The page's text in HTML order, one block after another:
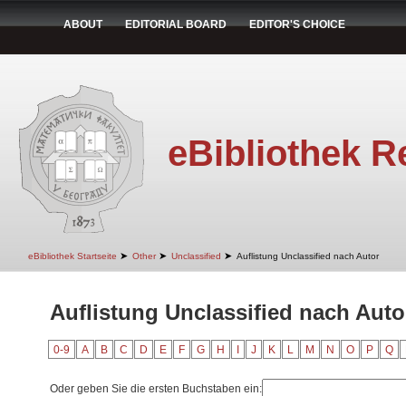
ABOUT EDITORIAL BOARD EDITOR'S CHOICE
eBibliothek
eBibliothek Startseite ➤ Other ➤ Unclassified ➤ Auflistung Unclassified nach Autor
Auflistung Unclassified nach
0-9 A B C D E F G H J K L M N O P Q
Oder geben Sie die ersten Buchstaben ein: